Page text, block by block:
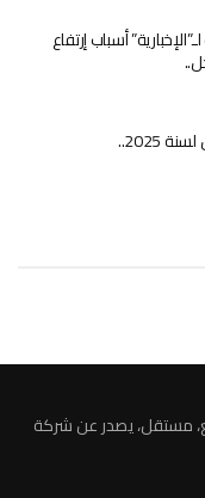
أسباب إرتفاع
2025..
مستقل، يصدر عن شركة